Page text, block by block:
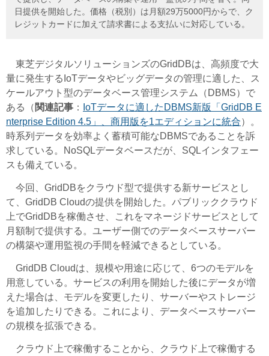
日提供を開始した。価格（税別）は月額29万5000円からで、ク
レジットカードに加えて請求書による支払いに対応している。
東芝デジタルソリューションズのGridDBは、高頻度で大
量に発生するIoTデータやビッグデータの管理に適した、ス
ケールアウト型のデータベース管理システム（DBMS）で
ある（ 関連記事 ：
IoTデータに適したDBMS新版「GridDB E
nterprise Edition 4.5」、商用版を1エディションに統合）。
時系列データを効率よく蓄積可能なDBMSであることを訴
求している。NoSQLデータベースだが、SQLインタフェー
スも備えている。
今回、GridDBをクラウド型で提供する新サービスとし
て、GridDB Cloudの提供を開始した。パブリッククラウド
上でGridDBを稼働させ、これをマネージドサービスとして
月額制で提供する。ユーザー側でのデータベースサーバー
の構築や運用監視の手間を軽減できるとしている。
GridDB Cloudは、規模や用途に応じて、6つのモデルを
用意している。サービスの利用を開始した後にデータが増
えた場合は、モデルを変更したり、サーバーやストレージ
を追加したりできる。これにより、データベースサーバー
の規模を拡張できる。
クラウド上で稼働することから、クラウド上で稼働する